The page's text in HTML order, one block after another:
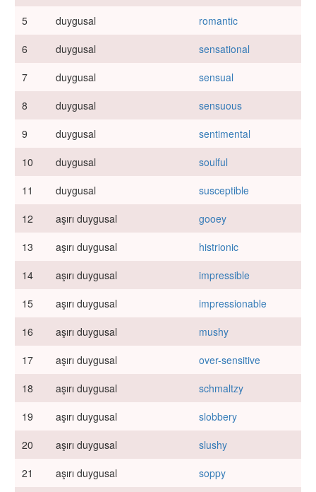
5
duygusal
romantic
6
duygusal
sensational
7
duygusal
sensual
8
duygusal
sensuous
9
duygusal
sentimental
10
duygusal
soulful
11
duygusal
susceptible
12
aşırı duygusal
gooey
13
aşırı duygusal
histrionic
14
aşırı duygusal
impressible
15
aşırı duygusal
impressionable
16
aşırı duygusal
mushy
17
aşırı duygusal
over-sensitive
18
aşırı duygusal
schmaltzy
19
aşırı duygusal
slobbery
20
aşırı duygusal
slushy
21
aşırı duygusal soppy